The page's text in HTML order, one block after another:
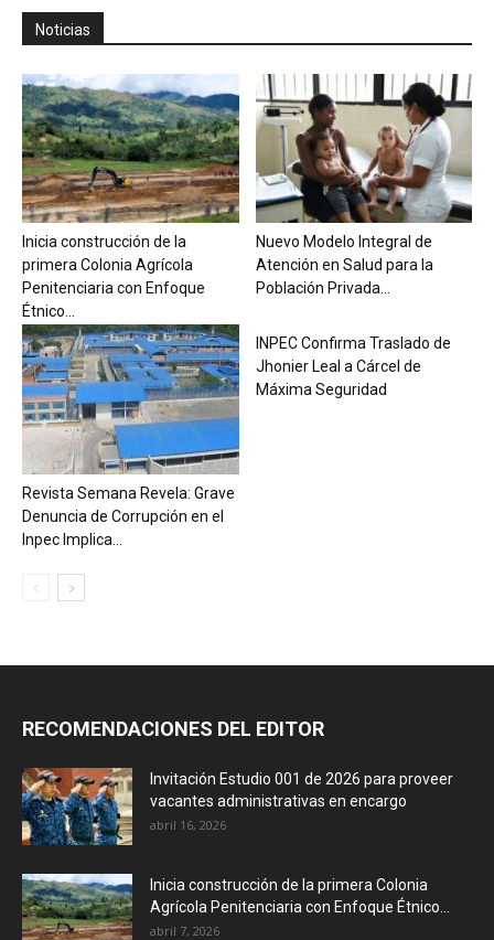
Noticias
Inicia construcción de la
primera Colonia Agrícola
Penitenciaria con Enfoque
Étnico...
Nuevo Modelo Integral de
Atención en Salud para la
Población Privada...
Revista Semana Revela: Grave
Denuncia de Corrupción en el
Inpec Implica...
INPEC Confirma Traslado de
Jhonier Leal a Cárcel de
Máxima Seguridad
RECOMENDACIONES DEL EDITOR
Invitación Estudio 001 de 2026 para proveer
vacantes administrativas en encargo
abril 16, 2026
Inicia construcción de la primera Colonia
Agrícola Penitenciaria con Enfoque Étnico...
abril 7, 2026